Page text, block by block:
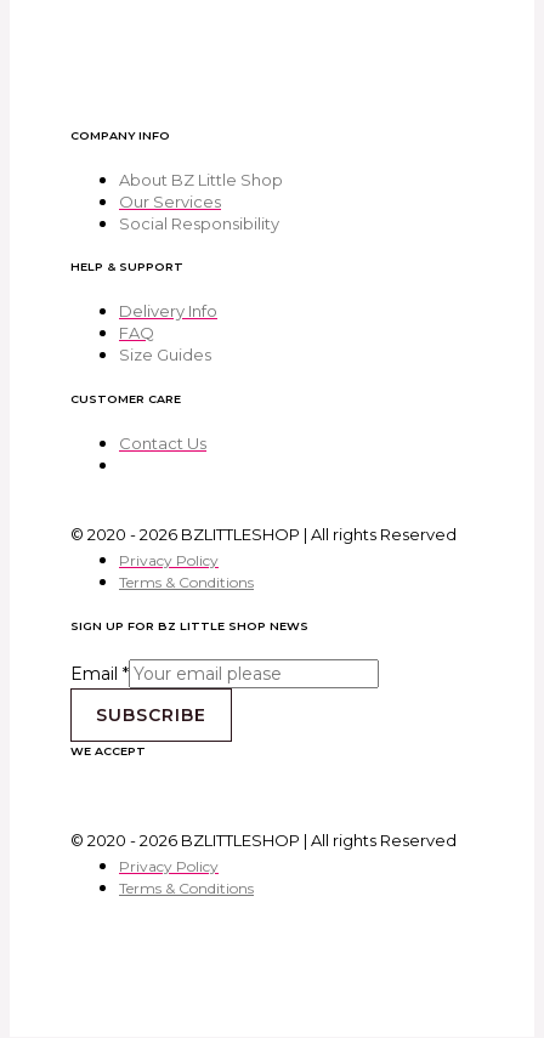
COMPANY INFO
About BZ Little Shop
Our Services
Social Responsibility
HELP & SUPPORT
Delivery Info
FAQ
Size Guides
CUSTOMER CARE
Contact Us
© 2020 - 2026 BZLITTLESHOP | All rights Reserved
Privacy Policy
Terms & Conditions
SIGN UP FOR BZ LITTLE SHOP NEWS
Email *
SUBSCRIBE
WE ACCEPT
© 2020 - 2026 BZLITTLESHOP | All rights Reserved
Privacy Policy
Terms & Conditions